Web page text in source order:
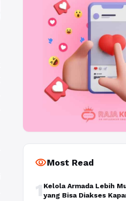
visibilityMost Read
1 Kelola Armada Lebih
yang Bisa Diakses